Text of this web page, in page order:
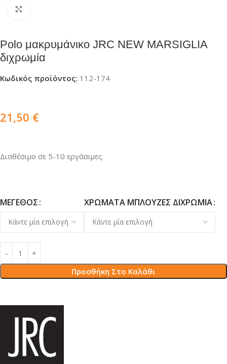
Polo μακρυμάνικο JRC NEW MARSIGLIA
διχρωμία
Κωδικός προϊόντος: 112-174
21,50 €
Διαθέσιμο σε 5-10 εργάσιμες
ΜΈΓΕΘΟΣ ΧΡΏΜΑΤΑ ΜΠΛΟΎΖΕΣ ΔΙΧΡΩΜΊΑ
Προσθήκη Στο Καλάθι